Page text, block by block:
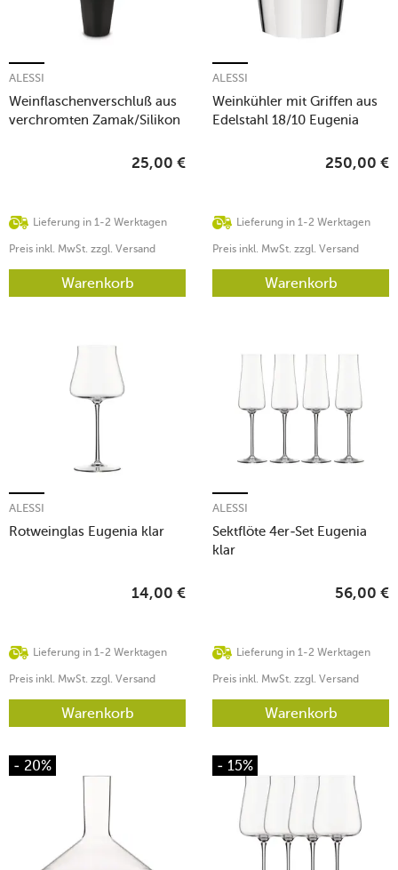
Weinflaschenverschluß aus
verchromten Zamak/Silikon
ALESSI
Lieferung in 1-2 Werktagen
25,00 €
Preis inkl. MwSt. zzgl. Versand
Warenkorb
Weinkühler mit Griffen aus
Edelstahl 18/10 Eugenia
ALESSI
Lieferung in 1-2 Werktagen
250,00 €
Preis inkl. MwSt. zzgl. Versand
Warenkorb
Rotweinglas Eugenia klar
ALESSI
Lieferung in 1-2 Werktagen
14,00 €
Preis inkl. MwSt. zzgl. Versand
Warenkorb
Sektflöte 4er-Set Eugenia
klar
ALESSI
Lieferung in 1-2 Werktagen
56,00 €
Preis inkl. MwSt. zzgl. Versand
Warenkorb
- 20% - 15%